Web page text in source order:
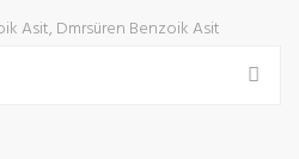
Asit, Dmrsüren Benzoik Asit